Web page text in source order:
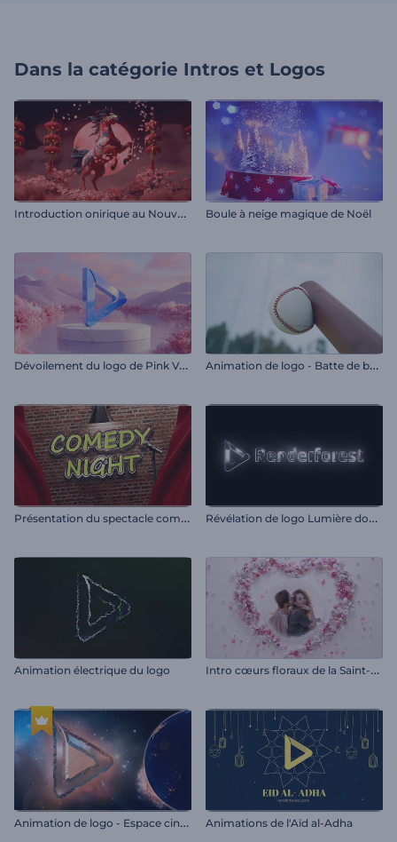
Dans la catégorie Intros et Logos
I
ntroduction onirique au Nouvel An chinois Boule à neige magique de Noël
D
évoilement du logo de Pink Valley A
nimation de logo - Batte de baseball
P
résentation du spectacle comique R
évélation de logo Lumière douce
Animation électrique du logo I
ntro cœurs floraux de la Saint-Valentin
A
nimation de logo - Espace cinématographique Animations de l'Aïd al-Adha